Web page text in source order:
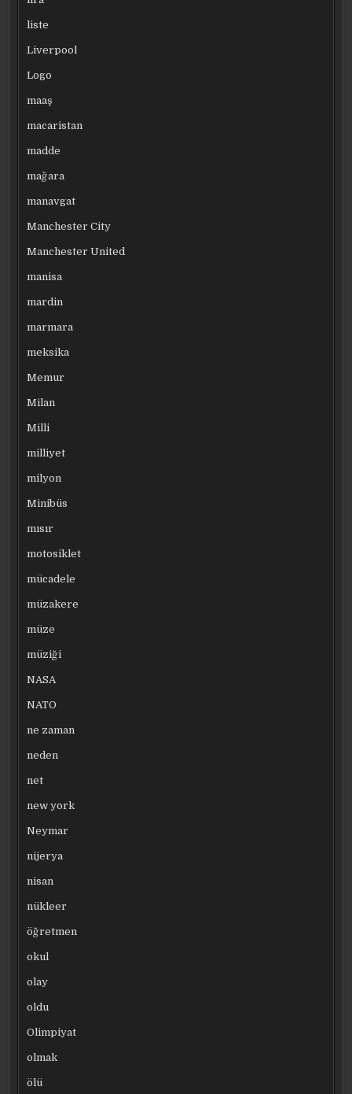
liste
Liverpool
Logo
maaş
macaristan
madde
mağara
manavgat
Manchester City
Manchester United
manisa
mardin
marmara
meksika
Memur
Milan
Milli
milliyet
milyon
Minibüs
mısır
motosiklet
mücadele
müzakere
müze
müziği
NASA
NATO
ne zaman
neden
net
new york
Neymar
nijerya
nisan
nükleer
öğretmen
okul
olay
oldu
Olimpiyat
olmak
ölü